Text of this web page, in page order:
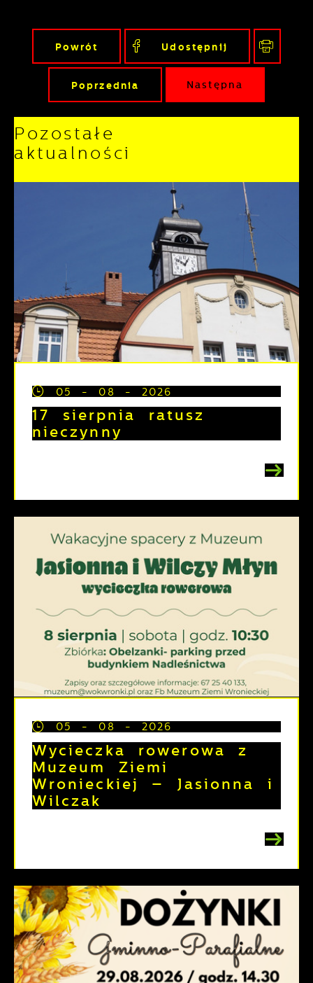
Powrót Udostępnij
Poprzednia Następna
Pozostałe
aktualności
05 - 08 - 2026
17 sierpnia ratusz
nieczynny
05 - 08 - 2026
Wycieczka rowerowa z
Muzeum Ziemi
Wronieckiej – Jasionna i
Wilczak